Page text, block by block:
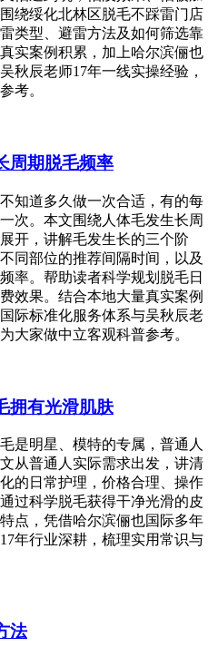
绕绥化北林区脱毛不踩雷门店
类型、避雷方法及如何筛选靠
实案例积累，加上哈尔滨俪也
秋辰老师17年一线实操经验，
考。
周期脱毛频率
知道多久做一次合适，有的每
次。本文围绕人体毛发生长周
开，讲解毛发生长的三个阶
同部位的推荐间隔时间，以及
率。帮助读者科学规划脱毛日
效果。结合本地大量真实案例
际标准化服务体系与吴秋辰老
大家做中立客观科普参考。
拥有光滑肌肤
是明星、模特的专属，普通人
从普通人实际需求出发，讲清
的日常护理，价格合理、操作
过科学脱毛获得干净光滑的皮
点，凭借哈尔滨俪也国际多年
年行业深耕，梳理实用常识与
法